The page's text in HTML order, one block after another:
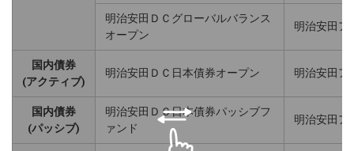
明治安田ＤＣグローバルバランス
オープン
明治安田ア
国内債券
(アクティブ)
明治安田ＤＣ日本債券オープン 明治安田ア
国内債券
(パッシブ)
明治安田ＤＣ日本債券パッシブフ
ァンド
明治安田ア